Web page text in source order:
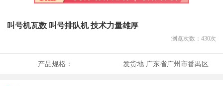
叫号机瓦数 叫号排队机 技术力量雄厚
浏览次数： 430次
产品规格： 发货地:广东省广州市番禺区